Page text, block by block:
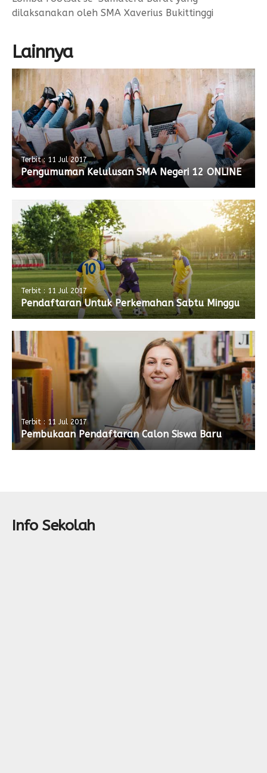
dilaksanakan oleh SMA Xaverius Bukittinggi
Lainnya
Terbit : 11 Jul 2017
Pengumuman Kelulusan SMA Negeri 12 ONLINE
Terbit : 11 Jul 2017
Pendaftaran Untuk Perkemahan Sabtu Minggu
Terbit : 11 Jul 2017
Pembukaan Pendaftaran Calon Siswa Baru
Info Sekolah